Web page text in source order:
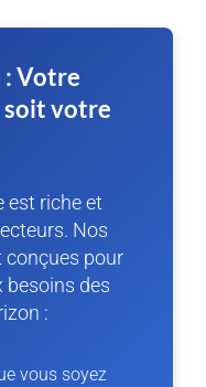
: Votre
soit votre
est riche et
Nos
conçues pour
besoins des
:
vous soyez